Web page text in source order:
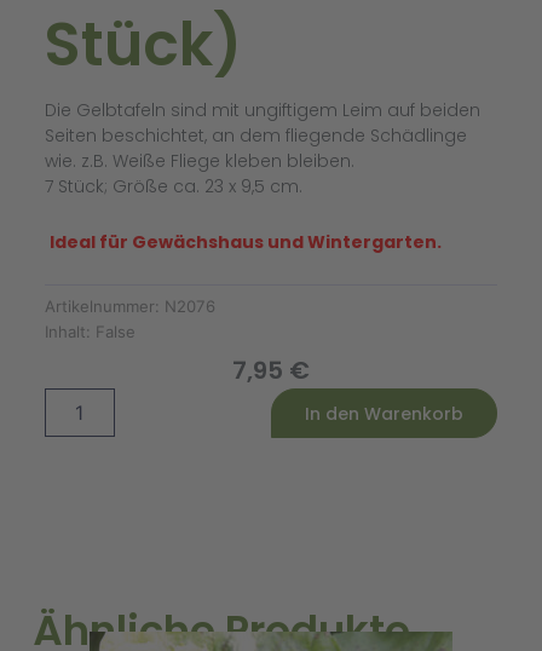
Stück)
Die Gelbtafeln sind mit ungiftigem Leim auf beiden
Seiten beschichtet, an dem fliegende Schädlinge
wie. z.B. Weiße Fliege kleben bleiben.
7 Stück; Größe ca. 23 x 9,5 cm.
Ideal für Gewächshaus und Wintergarten.
Artikelnummer: N2076
Inhalt: False
7,95 €
In den Warenkorb
Alternative:
Ähnliche Produkte